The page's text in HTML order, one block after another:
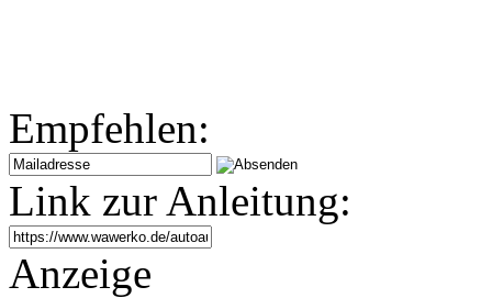
Empfehlen:
Link zur Anleitung:
Anzeige